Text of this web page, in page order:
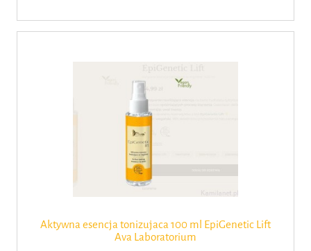
Aktywna esencja tonizujaca 100 ml EpiGenetic Lift
Ava Laboratorium